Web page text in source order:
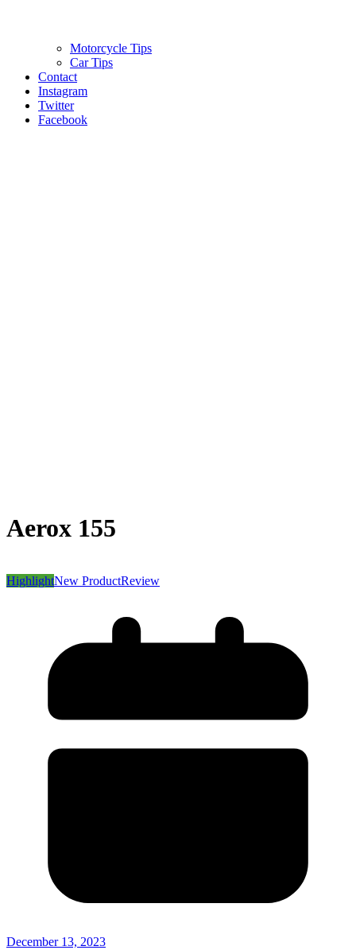
Motorcycle Tips
Car Tips
Contact
Instagram
Twitter
Facebook
Aerox 155
HighlightNew ProductReview
December 13, 2023